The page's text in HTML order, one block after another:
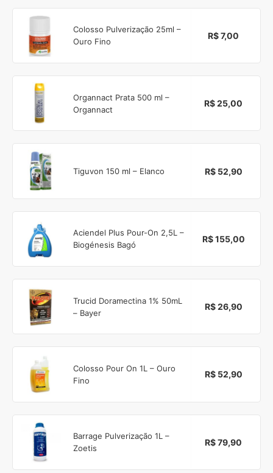
Colosso Pulverização 25ml –
Ouro Fino
R$ 7,00
Organnact Prata 500 ml –
Organnact
R$ 25,00
Tiguvon 150 ml – Elanco R$ 52,90
Aciendel Plus Pour-On 2,5L –
Biogénesis Bagó
R$ 155,00
Trucid Doramectina 1% 50mL
– Bayer
R$ 26,90
Colosso Pour On 1L – Ouro
Fino
R$ 52,90
Barrage Pulverização 1L –
Zoetis
R$ 79,90